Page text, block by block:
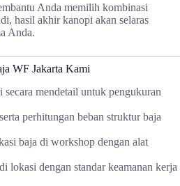
Anda memilih kombinasi
hasil akhir kanopi akan selaras
Anda.
WF Jakarta Kami
mendetail untuk pengukuran
perhitungan beban struktur baja
baja di workshop dengan alat
lokasi dengan standar keamanan kerja